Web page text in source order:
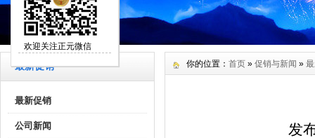
最新促销
最新促销
公司新闻
你的位置： 首页 » 促销与新闻 »
发
欢迎关注正元微信